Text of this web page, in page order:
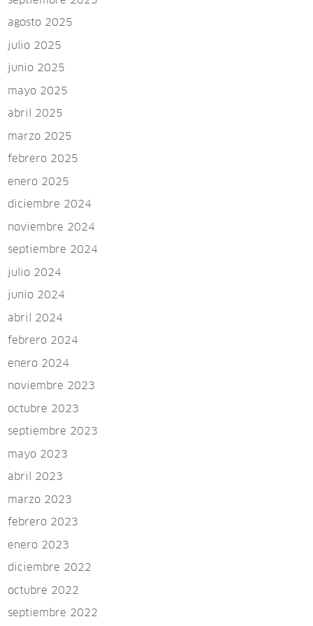
agosto 2025
julio 2025
junio 2025
mayo 2025
abril 2025
marzo 2025
febrero 2025
enero 2025
diciembre 2024
noviembre 2024
septiembre 2024
julio 2024
junio 2024
abril 2024
febrero 2024
enero 2024
noviembre 2023
octubre 2023
septiembre 2023
mayo 2023
abril 2023
marzo 2023
febrero 2023
enero 2023
diciembre 2022
octubre 2022
septiembre 2022